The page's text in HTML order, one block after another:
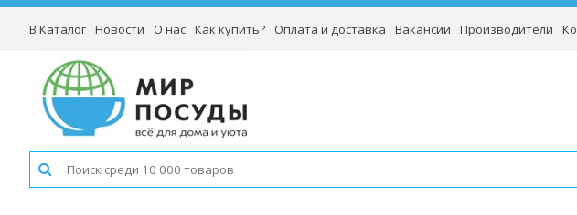
В Каталог Новости О нас Как купить? Оплата и доставка Вакансии Производители